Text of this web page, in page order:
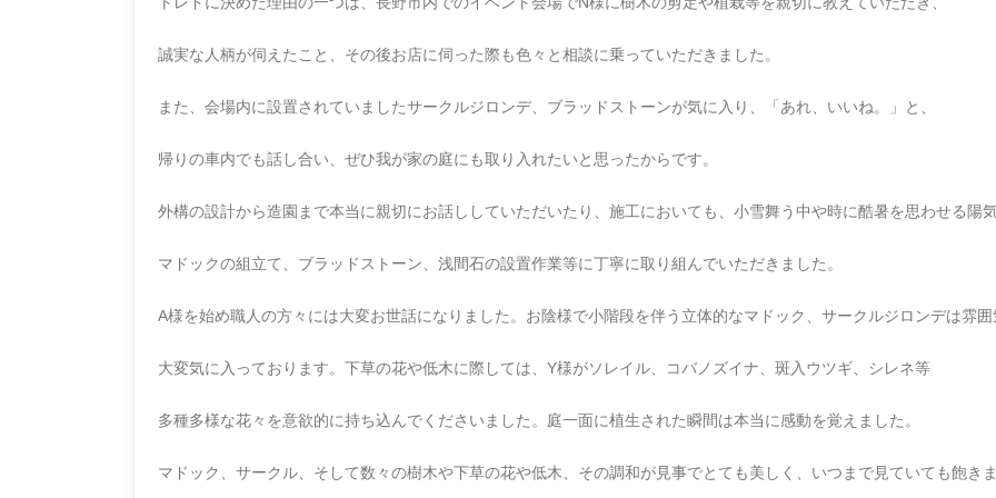
誠実な人柄が伺えたこと、その後お店に伺った際も色々と相談に乗っていただきました。
また、会場内に設置されていましたサークルジロンデ、ブラッドストーンが気に入り、「あれ、いいね。」と、
帰りの車内でも話し合い、ぜひ我が家の庭にも取り入れたいと思ったからです。
外構の設計から造園まで本当に親切にお話ししていただいたり、施工においても、小雪舞う中や時に酷暑を思わせる陽
マドックの組立て、ブラッドストーン、浅間石の設置作業等に丁寧に取り組んでいただきました。
A様を始め職人の方々には大変お世話になりました。お陰様で小階段を伴う立体的なマドック、サークルジロンデは雰囲
大変気に入っております。下草の花や低木に際しては、Y様がソレイル、コバノズイナ、斑入ウツギ、シレネ等
多種多様な花々を意欲的に持ち込んでくださいました。庭一面に植生された瞬間は本当に感動を覚えました。
マドック、サークル、そして数々の樹木や下草の花や低木、その調和が見事でとても美しく、いつまで見ていても飽きま